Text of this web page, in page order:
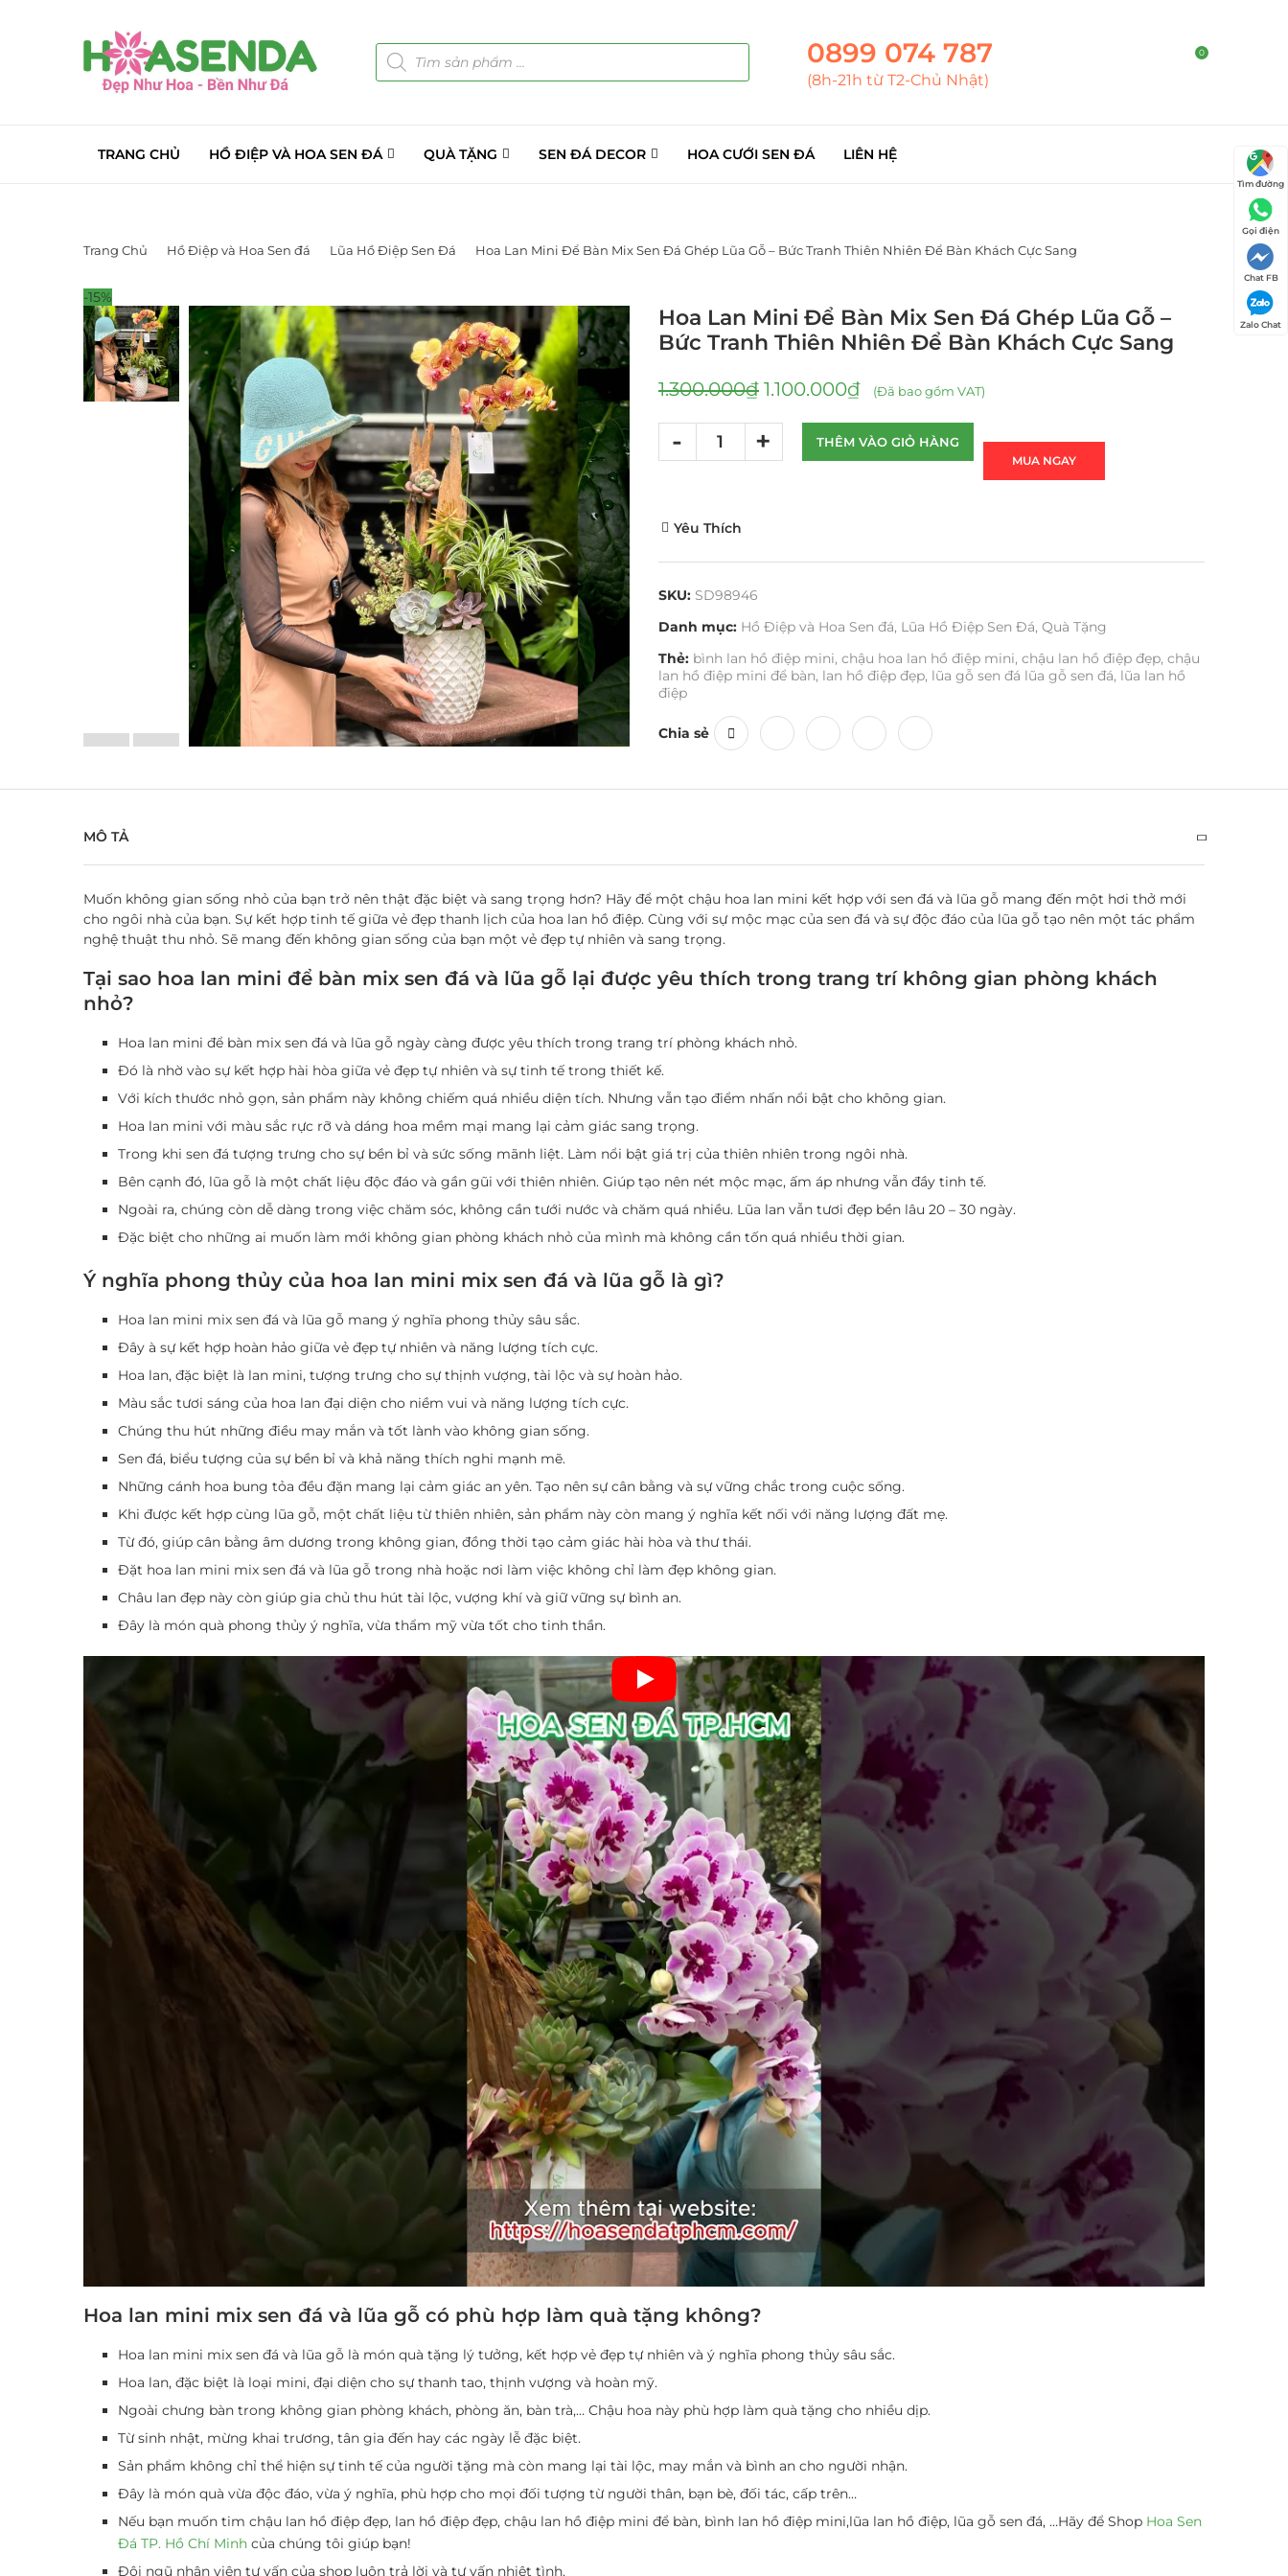
0899 074 787
(8h-21h từ T2-Chủ Nhật)
0
TRANG CHỦ HỒ ĐIỆP VÀ HOA SEN ĐÁ QUÀ TẶNG SEN ĐÁ DECOR HOA CƯỚI SEN ĐÁ LIÊN HỆ
Trang Chủ Hồ Điệp và Hoa Sen đá Lũa Hồ Điệp Sen Đá Hoa Lan Mini Để Bàn Mix Sen Đá Ghép Lũa Gỗ – Bức Tranh Thiên Nhiên Để Bàn Khách Cực Sang
-15%
Hoa Lan Mini Để Bàn Mix Sen Đá Ghép Lũa Gỗ –
Bức Tranh Thiên Nhiên Để Bàn Khách Cực Sang
1.300.000₫ 1.100.000₫ (Đã bao gồm VAT)
THÊM VÀO GIỎ HÀNG
MUA NGAY
Yêu Thích
SKU: SD98946
Danh mục: Hồ Điệp và Hoa Sen đá, Lũa Hồ Điệp Sen Đá, Quà Tặng
Thẻ: bình lan hồ điệp mini, chậu hoa lan hồ điệp mini, chậu lan hồ điệp đẹp, chậu
lan hồ điệp mini để bàn, lan hồ điệp đẹp, lũa gỗ sen đá lũa gỗ sen đá, lũa lan hồ
điệp
Chia sẻ
MÔ TẢ
Muốn không gian sống nhỏ của bạn trở nên thật đặc biệt và sang trọng hơn? Hãy để một chậu hoa lan mini kết hợp với sen đá và lũa gỗ mang đến một hơi thở mới
cho ngôi nhà của bạn. Sự kết hợp tinh tế giữa vẻ đẹp thanh lịch của hoa lan hồ điệp. Cùng với sự mộc mạc của sen đá và sự độc đáo của lũa gỗ tạo nên một tác phẩm
nghệ thuật thu nhỏ. Sẽ mang đến không gian sống của bạn một vẻ đẹp tự nhiên và sang trọng.
Tại sao hoa lan mini để bàn mix sen đá và lũa gỗ lại được yêu thích trong trang trí không gian phòng khách
nhỏ?
Hoa lan mini để bàn mix sen đá và lũa gỗ ngày càng được yêu thích trong trang trí phòng khách nhỏ.
Đó là nhờ vào sự kết hợp hài hòa giữa vẻ đẹp tự nhiên và sự tinh tế trong thiết kế.
Với kích thước nhỏ gọn, sản phẩm này không chiếm quá nhiều diện tích. Nhưng vẫn tạo điểm nhấn nổi bật cho không gian.
Hoa lan mini với màu sắc rực rỡ và dáng hoa mềm mại mang lại cảm giác sang trọng.
Trong khi sen đá tượng trưng cho sự bền bỉ và sức sống mãnh liệt. Làm nổi bật giá trị của thiên nhiên trong ngôi nhà.
Bên cạnh đó, lũa gỗ là một chất liệu độc đáo và gần gũi với thiên nhiên. Giúp tạo nên nét mộc mạc, ấm áp nhưng vẫn đầy tinh tế.
Ngoài ra, chúng còn dễ dàng trong việc chăm sóc, không cần tưới nước và chăm quá nhiều. Lũa lan vẫn tươi đẹp bền lâu 20 – 30 ngày.
Đặc biệt cho những ai muốn làm mới không gian phòng khách nhỏ của mình mà không cần tốn quá nhiều thời gian.
Ý nghĩa phong thủy của hoa lan mini mix sen đá và lũa gỗ là gì?
Hoa lan mini mix sen đá và lũa gỗ mang ý nghĩa phong thủy sâu sắc.
Đây à sự kết hợp hoàn hảo giữa vẻ đẹp tự nhiên và năng lượng tích cực.
Hoa lan, đặc biệt là lan mini, tượng trưng cho sự thịnh vượng, tài lộc và sự hoàn hảo.
Màu sắc tươi sáng của hoa lan đại diện cho niềm vui và năng lượng tích cực.
Chúng thu hút những điều may mắn và tốt lành vào không gian sống.
Sen đá, biểu tượng của sự bền bỉ và khả năng thích nghi mạnh mẽ.
Những cánh hoa bung tỏa đều đặn mang lại cảm giác an yên. Tạo nên sự cân bằng và sự vững chắc trong cuộc sống.
Khi được kết hợp cùng lũa gỗ, một chất liệu từ thiên nhiên, sản phẩm này còn mang ý nghĩa kết nối với năng lượng đất mẹ.
Từ đó, giúp cân bằng âm dương trong không gian, đồng thời tạo cảm giác hài hòa và thư thái.
Đặt hoa lan mini mix sen đá và lũa gỗ trong nhà hoặc nơi làm việc không chỉ làm đẹp không gian.
Châu lan đẹp này còn giúp gia chủ thu hút tài lộc, vượng khí và giữ vững sự bình an.
Đây là món quà phong thủy ý nghĩa, vừa thẩm mỹ vừa tốt cho tinh thần.
Hoa lan mini mix sen đá và lũa gỗ có phù hợp làm quà tặng không?
Hoa lan mini mix sen đá và lũa gỗ là món quà tặng lý tưởng, kết hợp vẻ đẹp tự nhiên và ý nghĩa phong thủy sâu sắc.
Hoa lan, đặc biệt là loại mini, đại diện cho sự thanh tao, thịnh vượng và hoàn mỹ.
Ngoài chưng bàn trong không gian phòng khách, phòng ăn, bàn trà,… Chậu hoa này phù hợp làm quà tặng cho nhiều dịp.
Từ sinh nhật, mừng khai trương, tân gia đến hay các ngày lễ đặc biệt.
Sản phẩm không chỉ thể hiện sự tinh tế của người tặng mà còn mang lại tài lộc, may mắn và bình an cho người nhận.
Đây là món quà vừa độc đáo, vừa ý nghĩa, phù hợp cho mọi đối tượng từ người thân, bạn bè, đối tác, cấp trên…
Nếu bạn muốn tim chậu lan hồ điệp đẹp, lan hồ điệp đẹp, chậu lan hồ điệp mini để bàn, bình lan hồ điệp mini,lũa lan hồ điệp, lũa gỗ sen đá, …Hãy để Shop Hoa Sen
Đá TP. Hồ Chí Minh của chúng tôi giúp bạn!
Đội ngũ nhân viên tư vấn của shop luôn trả lời và tư vấn nhiệt tình.
Tìm đường
Gọi điện
Chat FB
Zalo Chat